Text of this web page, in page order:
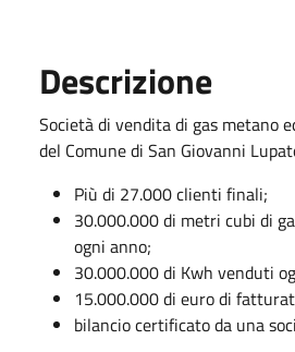
Descrizione
Società di vendita di gas metano
del Comune di San Giovanni
Più di 27.000 clienti finali;
30.000.000 di metri cubi di
ogni anno;
30.000.000 di Kwh venduti
15.000.000 di euro di
bilancio certificato da una